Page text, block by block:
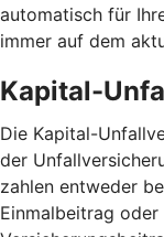
automatisch für
immer auf dem
Kapital-
Die Kapital-
der
zahlen entweder
Einmalbeitrag